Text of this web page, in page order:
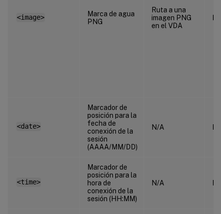
<image>
Marca de agua
PNG
Ruta a una
imagen PNG
en el VDA
<date>
Marcador de
posición para la
fecha de
conexión de la
sesión
(AAAA/MM/DD)
N/A
<time>
Marcador de
posición para la
hora de
conexión de la
sesión (HH:MM)
N/A